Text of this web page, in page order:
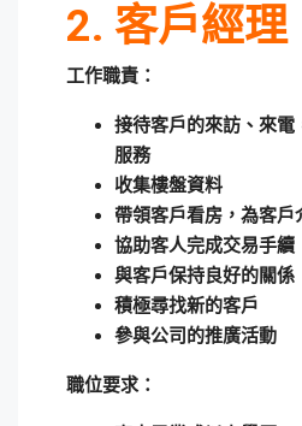
2. 客戶經理
工作職責：
接待客戶的來訪、來電
服務
收集樓盤資料
帶領客戶看房，為客戶
協助客人完成交易手續
與客戶保持良好的關係
積極尋找新的客戶
參與公司的推廣活動
職位要求：